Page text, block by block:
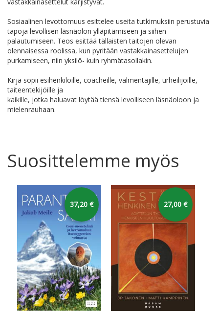
vastakkainasettelut kärjistyvät.
Sosiaalinen levottomuus esittelee useita tutkimuksiin perustuvia
tapoja levollisen läsnäolon ylläpitämiseen ja siihen
palautumiseen. Teos esittää tällaisten taitojen olevan
olennaisessa roolissa, kun pyritään vastakkainasettelujen
purkamiseen, niin yksilö- kuin ryhmätasollakin.
Kirja sopii esihenkilöille, coacheille, valmentajille, urheilijoille,
taiteentekijöille ja
kaikille, jotka haluavat löytää tiensä levolliseen läsnäoloon ja
mielenrauhaan.
Suosittelemme myös
37,20 € 27,00 €